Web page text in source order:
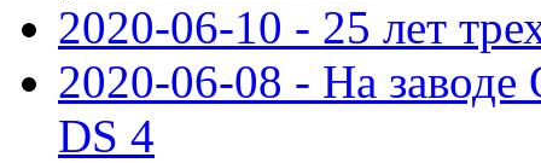
2020-06-10 - 25 лет
2020-06-08 - На заводе
DS 4